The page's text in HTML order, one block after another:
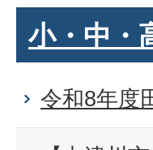
小・中・
令和8年度